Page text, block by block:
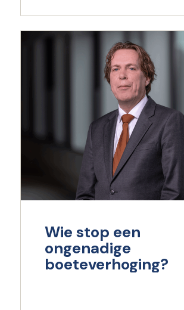
Wie stop een
ongenadige
boeteverhoging?